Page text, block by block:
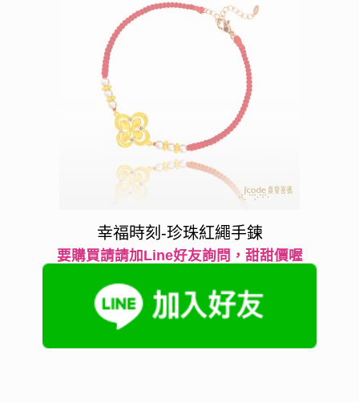
幸福時刻-珍珠紅繩手鍊
要購買請請加Line好友詢問，甜甜價喔